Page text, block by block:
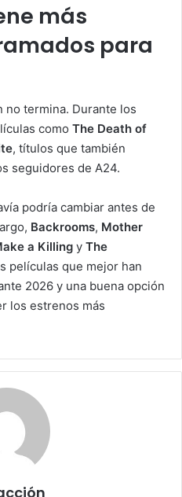
más
para
no termina. Durante los
como The Death of
, títulos que también
seguidores de A24.
podría cambiar antes de
Backrooms, Mother
a Killing y The
películas que mejor han
2026 y una buena opción
los estrenos más